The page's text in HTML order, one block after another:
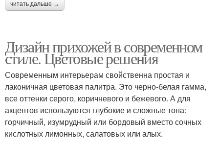
читать дальше →
Дизайн прихожей в современном
стиле. Цветовые решения
Современным интерьерам свойственна простая и
лаконичная цветовая палитра. Это черно-белая гамма,
все оттенки серого, коричневого и бежевого. А для
акцентов используются глубокие и сложные тона:
горчичный, изумрудный или бордовый вместо сочных
кислотных лимонных, салатовых или алых.